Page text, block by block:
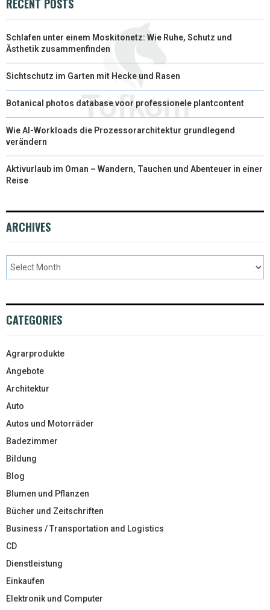
RECENT POSTS
Schlafen unter einem Moskitonetz: Wie Ruhe, Schutz und
Ästhetik zusammenfinden
Sichtschutz im Garten mit Hecke und Rasen
Botanical photos database voor professionele plantcontent
Wie AI-Workloads die Prozessorarchitektur grundlegend
verändern
Aktivurlaub im Oman – Wandern, Tauchen und Abenteuer in einer
Reise
ARCHIVES
CATEGORIES
Agrarprodukte
Angebote
Architektur
Auto
Autos und Motorräder
Badezimmer
Bildung
Blog
Blumen und Pflanzen
Bücher und Zeitschriften
Business / Transportation and Logistics
CD
Dienstleistung
Einkaufen
Elektronik und Computer